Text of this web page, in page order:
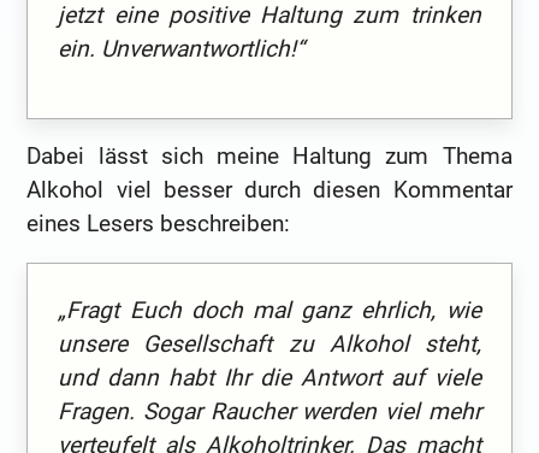
jetzt eine positive Haltung zum trinken
ein. Unverwantwortlich!“
Dabei lässt sich meine Haltung zum Thema
Alkohol viel besser durch diesen Kommentar
eines Lesers beschreiben:
„Fragt Euch doch mal ganz ehrlich, wie
unsere Gesellschaft zu Alkohol steht,
und dann habt Ihr die Antwort auf viele
Fragen. Sogar Raucher werden viel mehr
verteufelt als Alkoholtrinker. Das macht